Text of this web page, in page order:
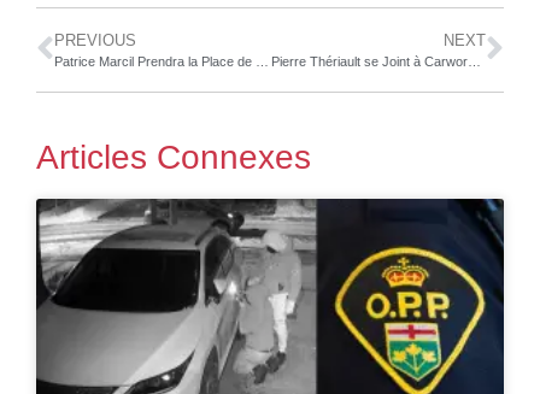
PREVIOUS NEXT
Pierre Thériault se Joint à Carworx en Tant que Gérant de Compte National
Articles Connexes